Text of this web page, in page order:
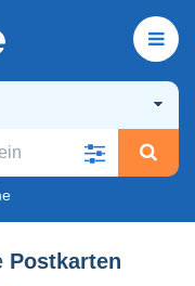
Postkarten